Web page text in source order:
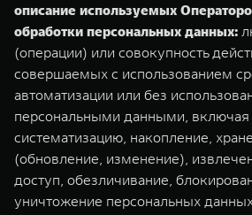
описание используемых
обработки персональных данных:
(операции) или совокупность
совершаемых с использованием
автоматизации или без
персональными данными, включая
систематизацию, накопление,
(обновление, изменение),
доступ, обезличивание,
уничтожение персональных